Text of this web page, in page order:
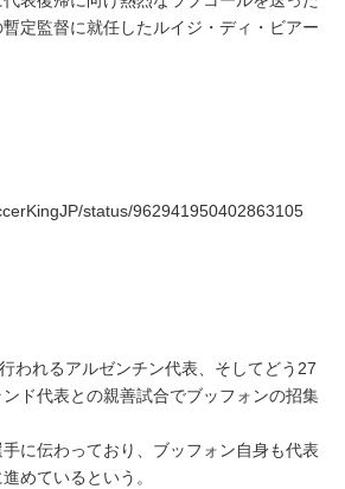
定監督に就任したルイジ・ディ・ビアー
status/962941950402863105
われるアルゼンチン代表、そしてどう27
ド代表との親善試合でブッフォンの招集
に伝わっており、ブッフォン自身も代表
めているという。